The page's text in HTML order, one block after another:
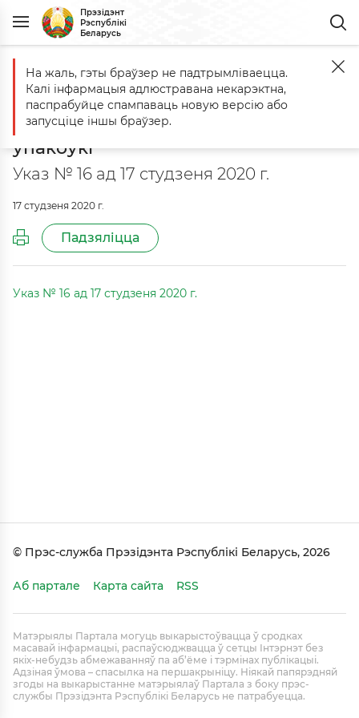
Прэзідэнт
Рэспублікі
Беларусь
Галоўная Афіцыйныя дакументы Аб удасканаленні парадку
Аб удасканаленні парадку
абыходжання з адходамі тавараў і
ўпакоўкі
Указ № 16 ад 17 студзеня 2020 г.
17 студзеня 2020 г.
Падзяліцца
Указ № 16 ад 17 студзеня 2020 г.
© Прэс-служба Прэзідэнта Рэспублікі Беларусь, 2026
Аб партале Карта сайта RSS
Матэрыялы Партала могуць выкарыстоўвацца ў сродках
масавай інфармацыі, распаўсюджвацца ў сетцы Інтэрнэт без
якіх-небудзь абмежаванняў па аб’ёме і тэрмінах публікацыі.
Адзіная ўмова – спасылка на першакрыніцу. Ніякай папярэдняй
згоды на выкарыстанне матэрыялаў Партала з боку прэс-
службы Прэзідэнта Рэспублікі Беларусь не патрабуецца.
На жаль, гэты браўзер не падтрымліваецца.
Калі інфармацыя адлюстравана некарэктна,
паспрабуйце спампаваць новую версію або
запусціце іншы браўзер.